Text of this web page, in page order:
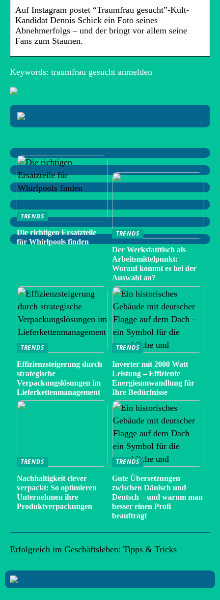
Auf Instagram postet “Traumfrau gesucht”-Kult-
Kandidat Dennis Schick ein Foto seines
Abnehmerfolgs – und der bringt vor allem seine
Fans zum Staunen.
Keywords: traumfrau gesucht anmelden
TRENDS
Die richtigen Ersatzteile
für Whirlpools finden
TRENDS
Der Werkstatttisch als
Arbeitsmittelpunkt:
Worauf kommt es bei der
Auswahl an?
TRENDS
Effizienzsteigerung durch
strategische
Verpackungslösungen im
Lieferkettenmanagement
TRENDS
Inverter mit 2000 Watt
Leistung – Effiziente
Energieumwandlung für
Ihre Bedürfnisse
TRENDS
Nachhaltigkeit clever
verpackt: So optimieren
Unternehmen ihre
Produktverpackungen
TRENDS
Gute Übersetzungen
zwischen Dänisch und
Deutsch – und warum man
besser einen Profi
beauftragt
Erfolgreich im Geschäftsleben: Tipps & Tricks